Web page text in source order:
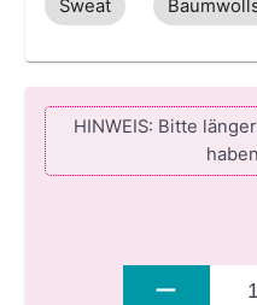
Sweat
HINWEIS: Bitte